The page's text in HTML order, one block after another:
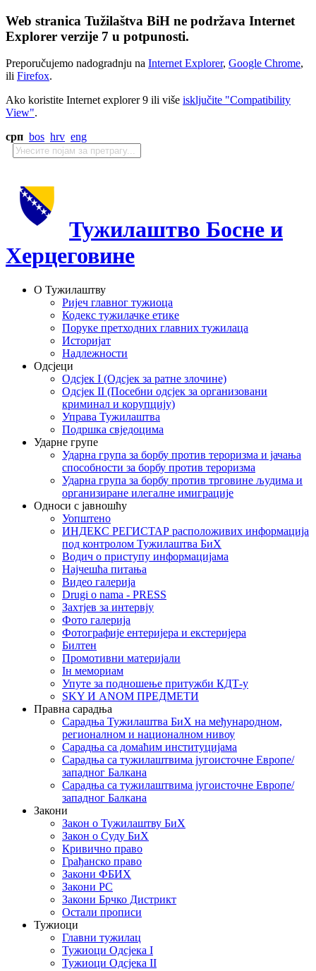
Web stranica Tužilaštva BiH ne podržava Internet
Explorer verzije 7 u potpunosti.
Preporučujemo nadogradnju na Internet Explorer, Google Chrome,
ili Firefox.
Ako koristite Internet explorer 9 ili više isključite "Compatibility
View".
срп bos hrv eng
Тужилаштво Босне и
Херцеговине
О Тужилаштву
Ријеч главног тужиоца
Кодекс тужилачке етике
Поруке претходних главних тужилаца
Историјат
Надлежности
Одсјеци
Одсјек I (Одсјек за ратне злочине)
Одсјек II (Посебни одсјек за организовани
криминал и корупцију)
Управа Тужилаштва
Подршка свједоцима
Ударне групе
Ударна група за борбу против тероризма и јачања
способности за борбу против тероризма
Ударна група за борбу против трговине људима и
организиране илегалне имиграције
Односи с јавношћу
Уопштено
ИНДЕКС РЕГИСТАР расположивих информација
под контролом Тужилаштва БиХ
Водич о приступу информацијама
Најчешћа питања
Видео галерија
Drugi o nama - PRESS
Захтјев за интервју
Фото галерија
Фотографије ентеријера и екстеријера
Билтен
Промотивни материјали
Iн мемориам
Упуте за подношење притужби КДТ-у
SKY И ANOM ПРЕДМЕТИ
Правна сарадња
Сарадња Тужилаштва БиХ на међународном,
регионалном и националном нивоу
Сарадња са домаћим институцијама
Сарадња са тужилаштвима југоисточне Европе/
западног Балкана
Сарадња са тужилаштвима југоисточне Европе/
западног Балкана
Закони
Закон о Тужилаштву БиХ
Закон о Суду БиХ
Кривично право
Грађанско право
Закони ФБИХ
Закони РС
Закони Брчко Дистрикт
Остали прописи
Тужиоци
Главни тужилац
Тужиоци Oдсјекa I
Тужиоци Oдсјекa II